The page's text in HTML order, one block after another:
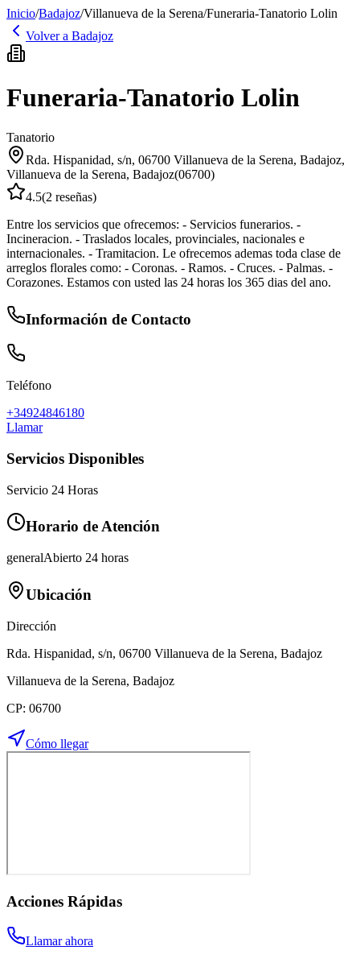
Inicio/Badajoz/Villanueva de la Serena/Funeraria-Tanatorio Lolin
Volver a Badajoz
Funeraria-Tanatorio Lolin
Tanatorio
Rda. Hispanidad, s/n, 06700 Villanueva de la Serena, Badajoz,
Villanueva de la Serena, Badajoz(06700)
4.5(2 reseñas)
Entre los servicios que ofrecemos: - Servicios funerarios. -
Incineracion. - Traslados locales, provinciales, nacionales e
internacionales. - Tramitacion. Le ofrecemos ademas toda clase de
arreglos florales como: - Coronas. - Ramos. - Cruces. - Palmas. -
Corazones. Estamos con usted las 24 horas los 365 dias del ano.
Información de Contacto
Teléfono
+34924846180
Llamar
Servicios Disponibles
Servicio 24 Horas
Horario de Atención
generalAbierto 24 horas
Ubicación
Dirección
Rda. Hispanidad, s/n, 06700 Villanueva de la Serena, Badajoz
Villanueva de la Serena, Badajoz
CP: 06700
Cómo llegar
Acciones Rápidas
Llamar ahora